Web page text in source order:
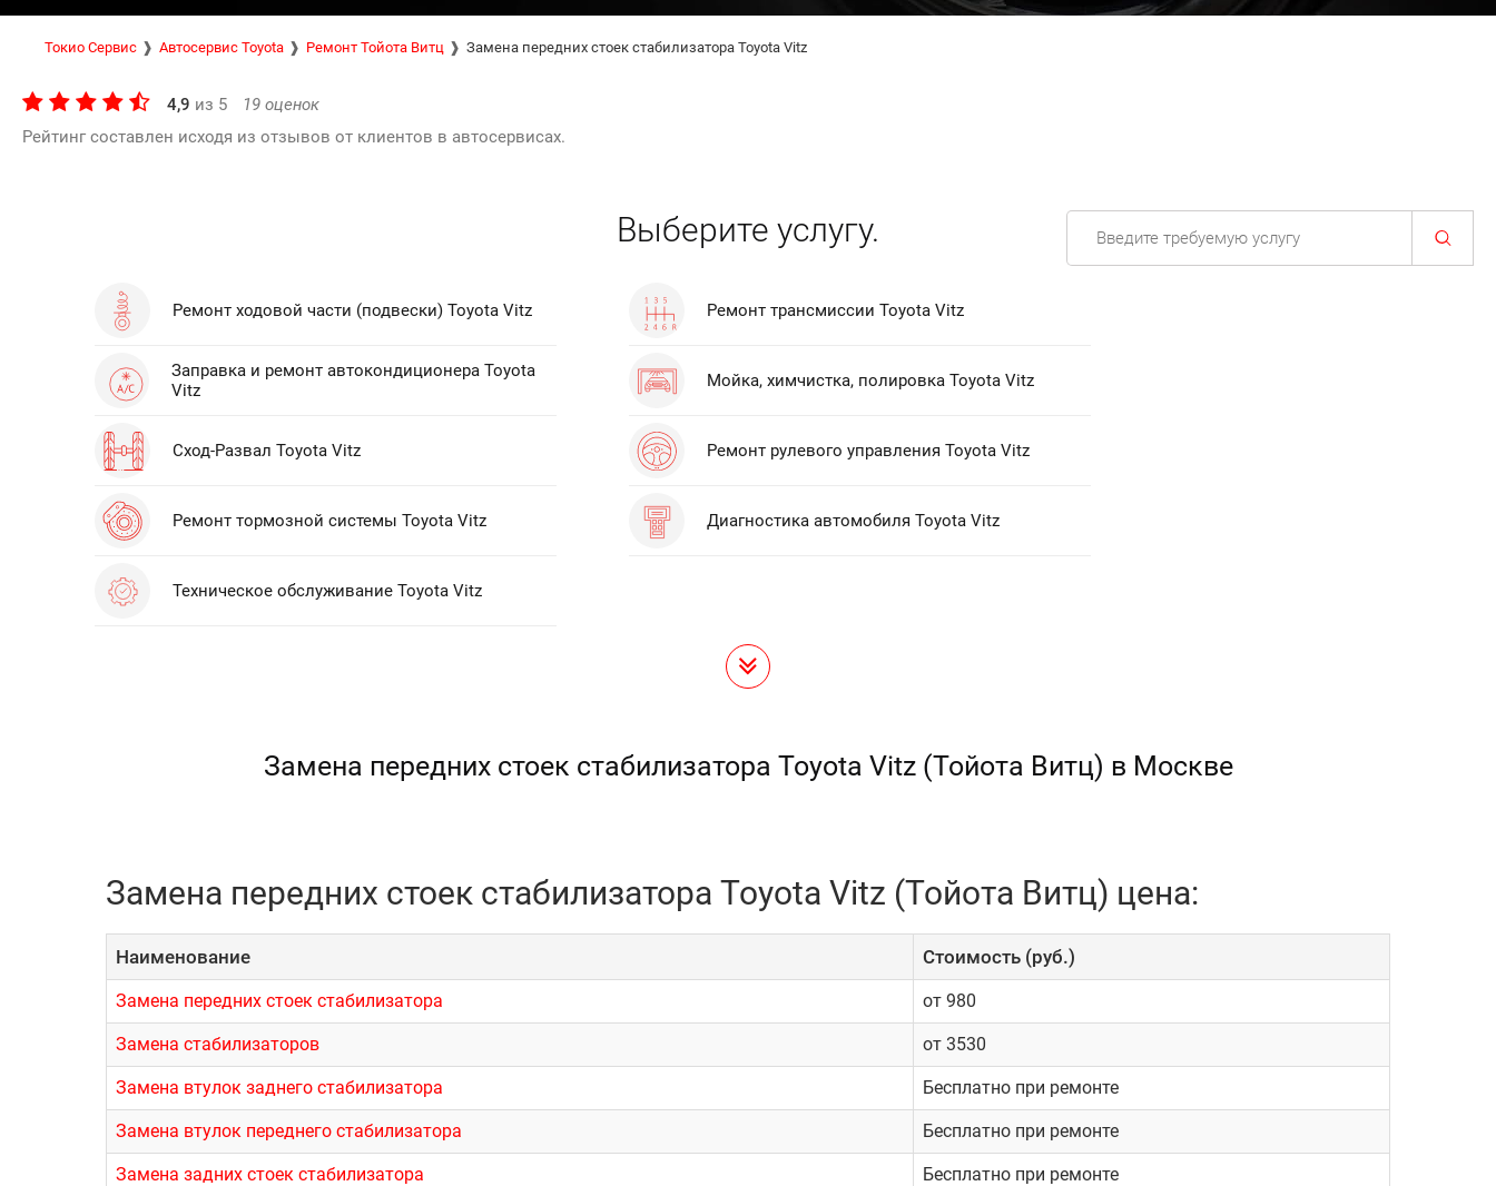
Токио Сервис Автосервис Toyota Ремонт Тойота Витц Замена передних стоек стабилизатора Toyota Vitz
4,9 из 5 19 оценок
Рейтинг составлен исходя из отзывов от клиентов в автосервисах.
Выберите услугу.
Ремонт ходовой части (подвески) Toyota Vitz Ремонт трансмиссии Toyota Vitz
Заправка и ремонт автокондиционера Toyota
Vitz
Мойка, химчистка, полировка Toyota Vitz
Сход-Развал Toyota Vitz Ремонт рулевого управления Toyota Vitz
Ремонт тормозной системы Toyota Vitz Диагностика автомобиля Toyota Vitz
Техническое обслуживание Toyota Vitz
Замена передних стоек стабилизатора Toyota Vitz (Тойота Витц) в Москве
Замена передних стоек стабилизатора Toyota Vitz (Тойота Витц) цена:
Наименование Cтоимость (руб.)
Замена передних стоек стабилизатора от 980
Замена стабилизаторов от 3530
Замена втулок заднего стабилизатора Бесплатно при ремонте
Замена втулок переднего стабилизатора Бесплатно при ремонте
Замена задних стоек стабилизатора Бесплатно при ремонте